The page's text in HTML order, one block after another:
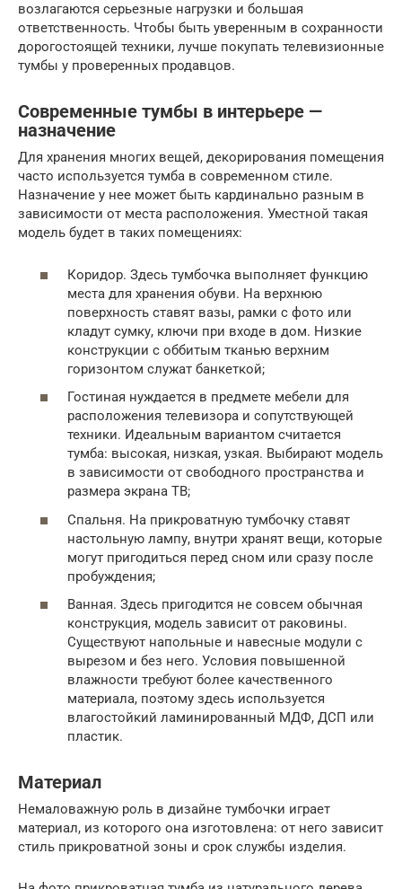
возлагаются серьезные нагрузки и большая
ответственность. Чтобы быть уверенным в сохранности
дорогостоящей техники, лучше покупать телевизионные
тумбы у проверенных продавцов.
Современные тумбы в интерьере —
назначение
Для хранения многих вещей, декорирования помещения
часто используется тумба в современном стиле.
Назначение у нее может быть кардинально разным в
зависимости от места расположения. Уместной такая
модель будет в таких помещениях:
Коридор. Здесь тумбочка выполняет функцию
места для хранения обуви. На верхнюю
поверхность ставят вазы, рамки с фото или
кладут сумку, ключи при входе в дом. Низкие
конструкции с оббитым тканью верхним
горизонтом служат банкеткой;
Гостиная нуждается в предмете мебели для
расположения телевизора и сопутствующей
техники. Идеальным вариантом считается
тумба: высокая, низкая, узкая. Выбирают модель
в зависимости от свободного пространства и
размера экрана ТВ;
Спальня. На прикроватную тумбочку ставят
настольную лампу, внутри хранят вещи, которые
могут пригодиться перед сном или сразу после
пробуждения;
Ванная. Здесь пригодится не совсем обычная
конструкция, модель зависит от раковины.
Существуют напольные и навесные модули с
вырезом и без него. Условия повышенной
влажности требуют более качественного
материала, поэтому здесь используется
влагостойкий ламинированный МДФ, ДСП или
пластик.
Материал
Немаловажную роль в дизайне тумбочки играет
материал, из которого она изготовлена: от него зависит
стиль прикроватной зоны и срок службы изделия.